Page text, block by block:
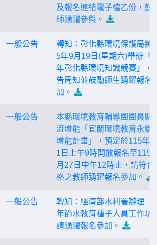
及報名連結電子檔乙份，鼓
師踴躍參與。
一般公告
轉知：彰化縣環境保護局將
5年9月19日(星期六)舉辦「
年彰化縣環境知識競賽」，
告周知並鼓勵師生踴躍報名
加。
一般公告
本縣環境教育輔導團團員縣
流增能「宜蘭環境教育永續
增能計畫」，預定於115年5
1日上午9時開放報名至115
月27日中午12時止，請符合
格之教師踴躍報名參加。
一般公告
轉知：經濟部水利署辦理「
年節水教育種子人員工作坊
請踴躍報名參加。